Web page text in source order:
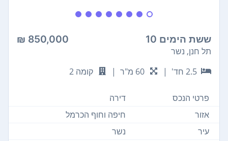
ששת הימים 10 850,000 ₪
תל חנן, נשר
2.5 חד'
| 60 מ"ר | קומה 2
פרטי הנכס
דירה
אזור
חיפה וחוף הכרמל
עיר
נשר